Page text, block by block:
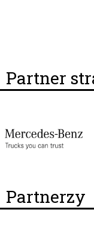
Partner
Partnerzy